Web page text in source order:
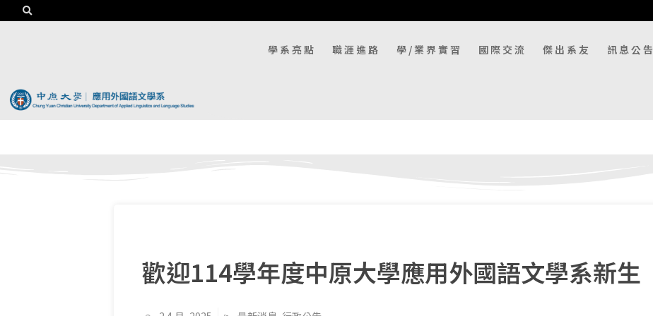
學系亮點 職涯進路 學/業界實習 國際交流 傑出系友 訊息公告
歡迎114學年度中原大學應用外國語文學系新生